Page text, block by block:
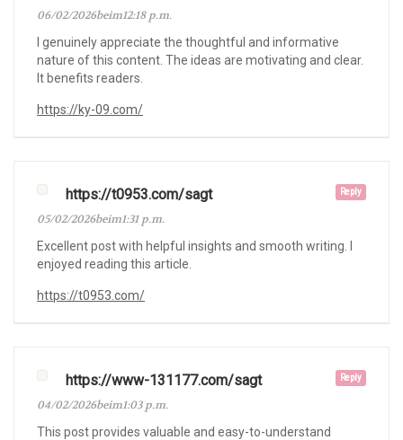
06/02/2026beim12:18 p.m.
I genuinely appreciate the thoughtful and informative
nature of this content. The ideas are motivating and clear.
It benefits readers.
https://ky-09.com/
Reply
https://t0953.com/sagt
05/02/2026beim1:31 p.m.
Excellent post with helpful insights and smooth writing. I
enjoyed reading this article.
https://t0953.com/
Reply
https://www-131177.com/sagt
04/02/2026beim1:03 p.m.
This post provides valuable and easy-to-understand